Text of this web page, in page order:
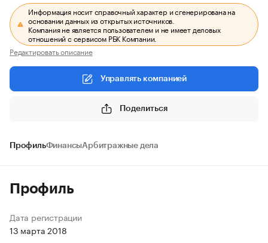
Информация носит справочный характер и сгенерирована на
основании данных из открытых источников.
Компания не является пользователем и не имеет деловых
отношений с сервисом РБК Компании.
Редактировать описание
Управлять компанией
Поделиться
ПрофильФинансыАрбитражные дела
Профиль
Дата регистрации
13 марта 2018